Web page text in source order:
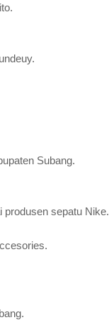
Subang.
produsen sepatu Nike.